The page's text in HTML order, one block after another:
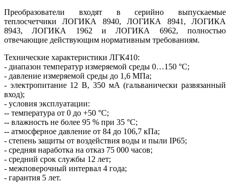
Преобразователи входят в серийно выпускаемые
теплосчетчики ­ЛОГИКА 8940, ЛОГИКА 8941, ­ЛОГИКА
8943, ­ЛОГИКА 1962 и ­ЛОГИКА 6962, полностью
отвечающие действующим нормативным требованиям.
Технические характеристики ЛГК410:
- диапазон температур измеряемой среды 0…150 °C;
- давление измеряемой среды до 1,6 МПа;
- электропитание 12 В, 350 мА (гальванически развязанный
вход);
- условия эксплуатации:
-- температура от 0 до +50 °C;
-- влажность не более 95 % при 35 °C;
-- атмосферное давление от 84 до 106,7 кПа;
- степень защиты от воздействия воды и пыли IP65;
- средняя наработка на отказ 75 000 часов;
- средний срок службы 12 лет;
- межповерочный интервал 4 года;
- гарантия 5 лет.